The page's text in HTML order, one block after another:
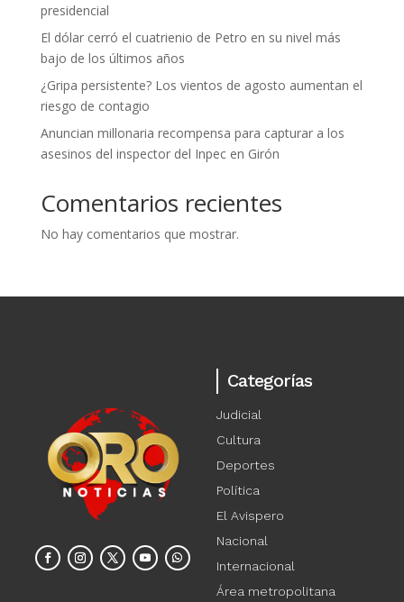
presidencial
El dólar cerró el cuatrienio de Petro en su nivel más
bajo de los últimos años
¿Gripa persistente? Los vientos de agosto aumentan el
riesgo de contagio
Anuncian millonaria recompensa para capturar a los
asesinos del inspector del Inpec en Girón
Comentarios recientes
No hay comentarios que mostrar.
Categorías
Judicial
Cultura
Deportes
Política
El Avispero
Nacional
Internacional
Área metropolitana